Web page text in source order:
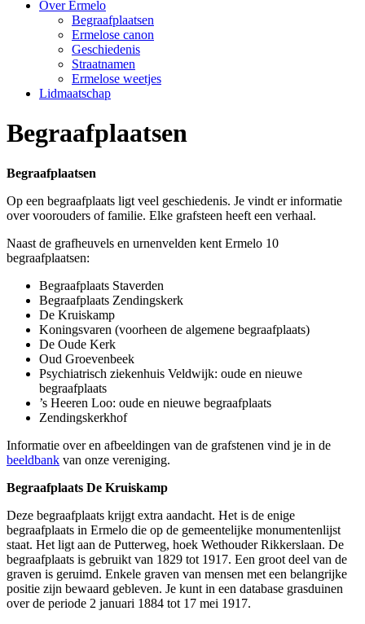
Over Ermelo
Begraafplaatsen
Ermelose canon
Geschiedenis
Straatnamen
Ermelose weetjes
Lidmaatschap
Begraafplaatsen
Begraafplaatsen
Op een begraafplaats ligt veel geschiedenis. Je vindt er informatie
over voorouders of familie. Elke grafsteen heeft een verhaal.
Naast de grafheuvels en urnenvelden kent Ermelo 10
begraafplaatsen:
Begraafplaats Staverden
Begraafplaats Zendingskerk
De Kruiskamp
Koningsvaren (voorheen de algemene begraafplaats)
De Oude Kerk
Oud Groevenbeek
Psychiatrisch ziekenhuis Veldwijk: oude en nieuwe
begraafplaats
’s Heeren Loo: oude en nieuwe begraafplaats
Zendingskerkhof
Informatie over en afbeeldingen van de grafstenen vind je in de
beeldbank van onze vereniging.
Begraafplaats De Kruiskamp
Deze begraafplaats krijgt extra aandacht. Het is de enige
begraafplaats in Ermelo die op de gemeentelijke monumentenlijst
staat. Het ligt aan de Putterweg, hoek Wethouder Rikkerslaan. De
begraafplaats is gebruikt van 1829 tot 1917. Een groot deel van de
graven is geruimd. Enkele graven van mensen met een belangrijke
positie zijn bewaard gebleven. Je kunt in een database grasduinen
over de periode 2 januari 1884 tot 17 mei 1917.